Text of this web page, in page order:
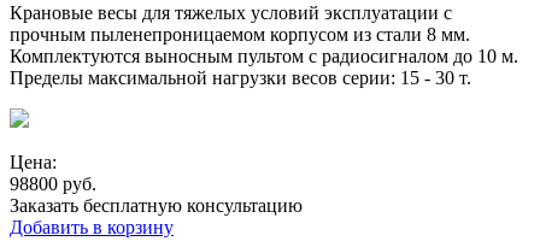
Крановые весы для тяжелых условий эксплуатации с
прочным пыленепроницаемом корпусом из стали 8 мм.
Комплектуются выносным пультом с радиосигналом до 10 м.
Пределы максимальной нагрузки весов серии: 15 - 30 т.
Цена:
98800 руб.
Заказать бесплатную консультацию
Добавить в корзину